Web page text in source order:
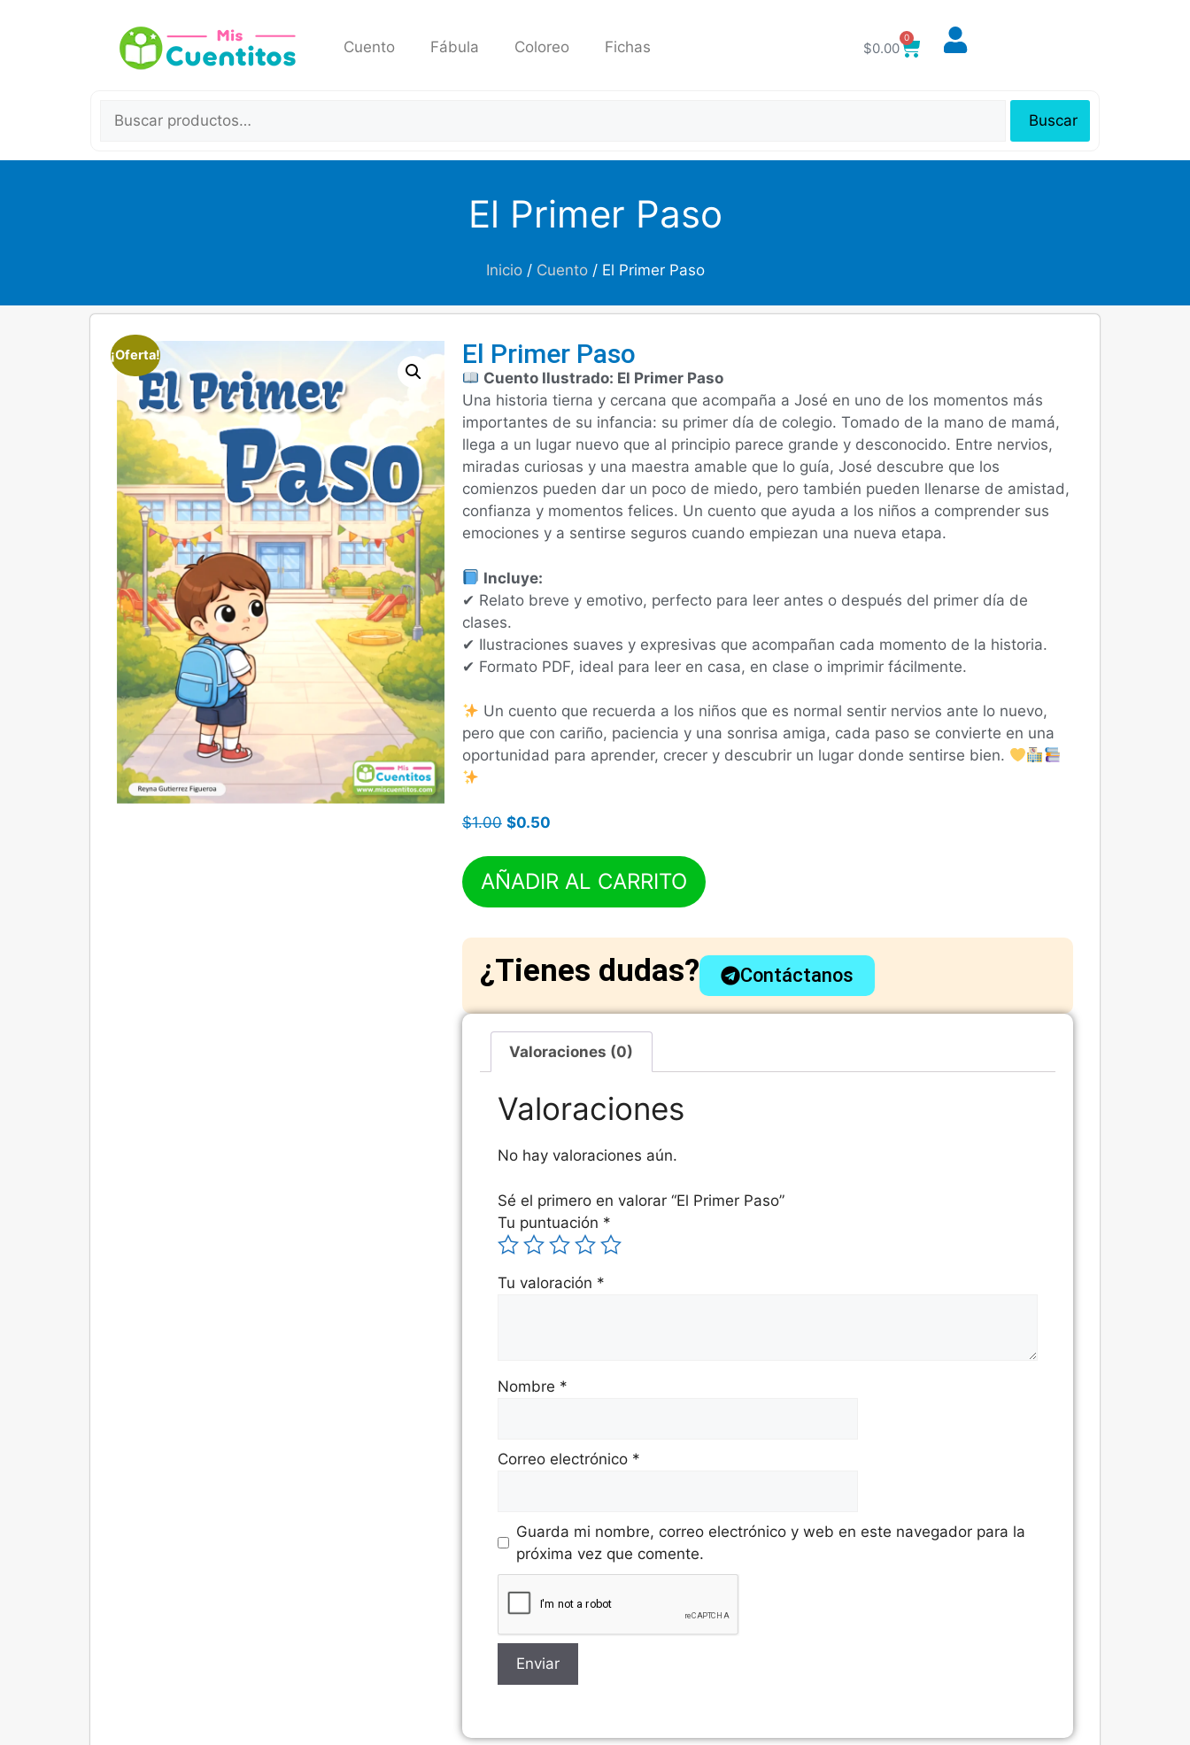
Cuento Fábula Coloreo Fichas $0.00
0
Buscar
El Primer Paso
Inicio/ Cuento/ El Primer Paso
¡Oferta! El Primer Paso
Cuento Ilustrado: El Primer Paso
Una historia tierna y cercana que acompaña a José en uno de los momentos más
importantes de su infancia: su primer día de colegio. Tomado de la mano de mamá,
llega a un lugar nuevo que al principio parece grande y desconocido. Entre nervios,
miradas curiosas y una maestra amable que lo guía, José descubre que los
comienzos pueden dar un poco de miedo, pero también pueden llenarse de amistad,
confianza y momentos felices. Un cuento que ayuda a los niños a comprender sus
emociones y a sentirse seguros cuando empiezan una nueva etapa.
Incluye:
✔ Relato breve y emotivo, perfecto para leer antes o después del primer día de
clases.
✔ Ilustraciones suaves y expresivas que acompañan cada momento de la historia.
✔ Formato PDF, ideal para leer en casa, en clase o imprimir fácilmente.
Un cuento que recuerda a los niños que es normal sentir nervios ante lo nuevo,
pero que con cariño, paciencia y una sonrisa amiga, cada paso se convierte en una
oportunidad para aprender, crecer y descubrir un lugar donde sentirse bien.
$1.00 $0.50
AÑADIR AL CARRITO
¿Tienes dudas? Contáctanos
Valoraciones (0)
Valoraciones
No hay valoraciones aún.
Sé el primero en valorar “El Primer Paso”
Tu puntuación *
Tu valoración *
Nombre *
Correo electrónico *
Guarda mi nombre, correo electrónico y web en este navegador para la
próxima vez que comente.